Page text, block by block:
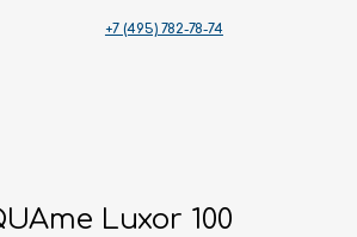
782-78-74
Luxor 100